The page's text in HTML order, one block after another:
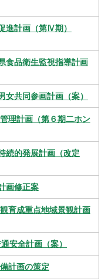
進計画（第Ⅳ期）
食品衛生監視指導計画
共同参画計画（案）
理計画（第６期二ホン
続的発展計画（改定
画修正案
育成重点地域景観計画
安全計画（案）
計画の策定